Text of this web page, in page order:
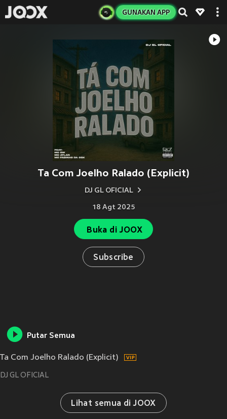
GUNAKAN APP
Ta Com Joelho Ralado (Explicit)
DJ GL OFICIAL
18 Agt 2025
Buka di JOOX
Subscribe
Putar Semua
Ta Com Joelho Ralado (Explicit)
DJ GL OFICIAL
Lihat semua di JOOX